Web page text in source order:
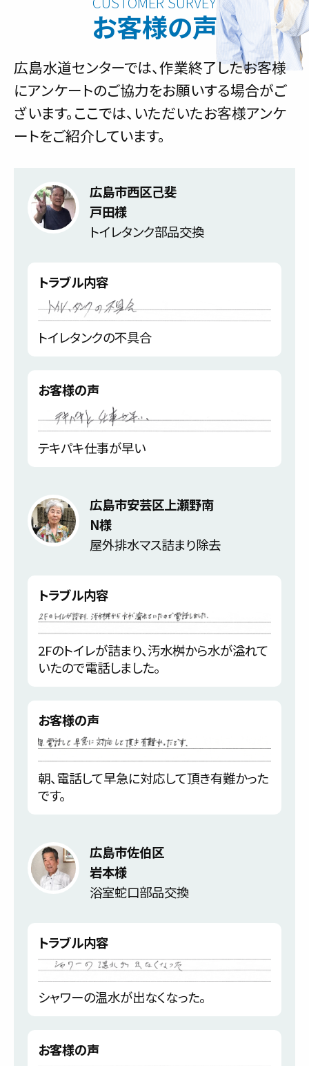
お客様の声
広島水道センターでは、作業終了したお客様
にアンケートのご協力をお願いする場合がご
ざいます。ここでは、いただいたお客様アンケ
ートをご紹介しています。
広島市西区己斐
戸田様
トイレタンク部品交換
トラブル内容
トイレタンクの不具合
お客様の声
テキパキ仕事が早い
広島市安芸区上瀬野南
N様
屋外排水マス詰まり除去
トラブル内容
2Fのトイレが詰まり、汚水桝から水が溢れて
いたので電話しました。
お客様の声
朝、電話して早急に対応して頂き有難かった
です。
広島市佐伯区
岩本様
浴室蛇口部品交換
トラブル内容
シャワーの温水が出なくなった。
お客様の声